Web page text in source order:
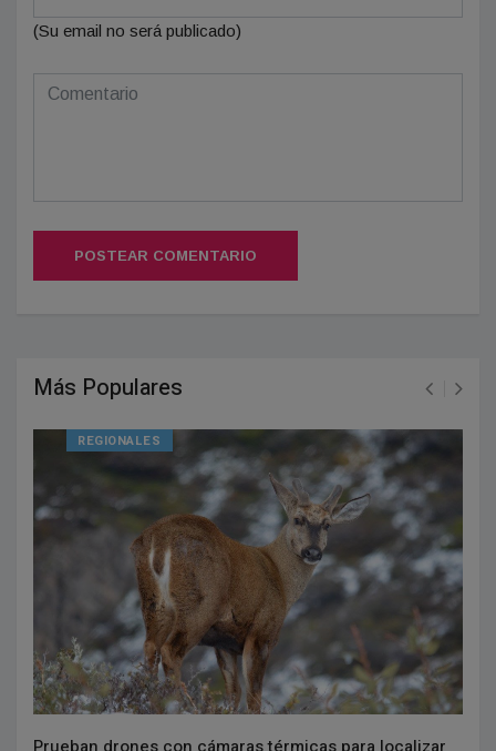
(Su email no será publicado)
POSTEAR COMENTARIO
Más Populares
REGIONALES